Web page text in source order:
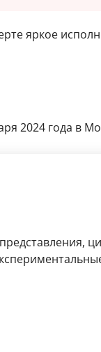
яркое
2024 года в